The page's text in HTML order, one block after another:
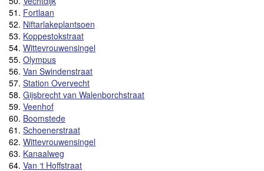
51. Fortlaan
52. Niftarlakeplantsoen
53. Koppestokstraat
54. Wittevrouwensingel
55. Olympus
56. Van Swindenstraat
57. Station Overvecht
58. Gijsbrecht van Walenborchstraat
59. Veenhof
60. Boomstede
61. Schoenerstraat
62. Wittevrouwensingel
63. Kanaalweg
64. Van ‘t Hoffstraat